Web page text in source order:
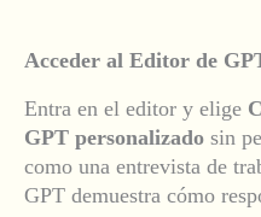
Acceder al Editor de
Entra en el editor y elige
GPT personalizado sin
como una entrevista de
GPT demuestra cómo